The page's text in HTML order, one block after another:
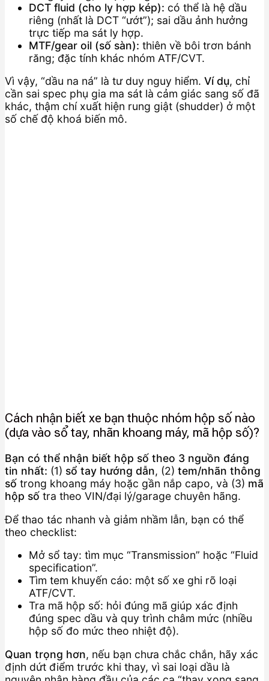
DCT fluid (cho ly hợp kép): có thể là hệ dầu
riêng (nhất là DCT “ướt”); sai dầu ảnh hưởng
trực tiếp ma sát ly hợp.
MTF/gear oil (số sàn): thiên về bôi trơn bánh
răng; đặc tính khác nhóm ATF/CVT.
Vì vậy, “dầu na ná” là tư duy nguy hiểm. Ví dụ, chỉ
cần sai spec phụ gia ma sát là cảm giác sang số đã
khác, thậm chí xuất hiện rung giật (shudder) ở một
số chế độ khoá biến mô.
Cách nhận biết xe bạn thuộc nhóm hộp số nào
(dựa vào sổ tay, nhãn khoang máy, mã hộp số)?
Bạn có thể nhận biết hộp số theo 3 nguồn đáng
tin nhất: (1) sổ tay hướng dẫn, (2) tem/nhãn thông
số trong khoang máy hoặc gần nắp capo, và (3) mã
hộp số tra theo VIN/đại lý/garage chuyên hãng.
Để thao tác nhanh và giảm nhầm lẫn, bạn có thể
theo checklist:
Mở sổ tay: tìm mục “Transmission” hoặc “Fluid
specification”.
Tìm tem khuyến cáo: một số xe ghi rõ loại
ATF/CVT.
Tra mã hộp số: hỏi đúng mã giúp xác định
đúng spec dầu và quy trình châm mức (nhiều
hộp số đo mức theo nhiệt độ).
Quan trọng hơn, nếu bạn chưa chắc chắn, hãy xác
định dứt điểm trước khi thay, vì sai loại dầu là